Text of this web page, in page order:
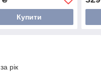
Купити
рік